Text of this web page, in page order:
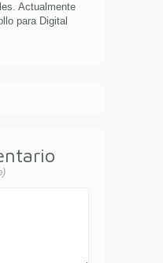
Actualmente
para Digital